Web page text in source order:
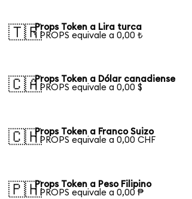
🇹🇷Props Token a Lira turca
1 PROPS equivale a 0,00 ₺
🇨🇦Props Token a Dólar canadiense
1 PROPS equivale a 0,00 $
🇨🇭Props Token a Franco Suizo
1 PROPS equivale a 0,00 CHF
🇵🇭Props Token a Peso Filipino
1 PROPS equivale a 0,00 ₱